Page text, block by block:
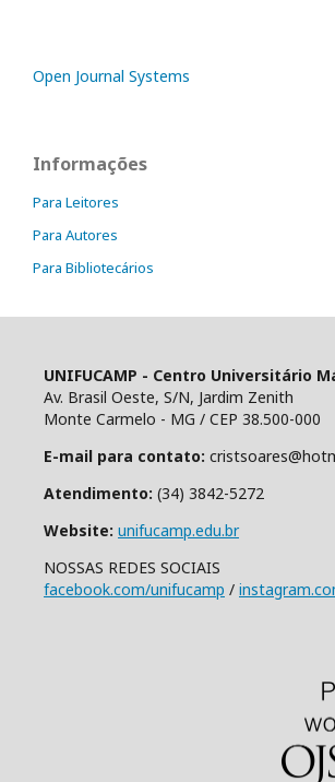
Open Journal Systems
Informações
Para Leitores
Para Autores
Para Bibliotecários
UNIFUCAMP - Centro Universitário
Av. Brasil Oeste, S/N, Jardim Zenith
Monte Carmelo - MG / CEP 38.500-000
E-mail para contato:
Atendimento: (34) 3842-5272
Website: unifucamp.edu.br
NOSSAS REDES SOCIAIS
facebook.com/unifucamp /